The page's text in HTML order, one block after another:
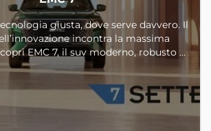
giusta, dove serve davvero. Il
incontra la massima
EMC 7, il suv moderno, robusto e
per darti la tecnologia giusta,
La versione GPL può essere tua da
valida con formula finanziaria sui
consegna immatricolati entro il